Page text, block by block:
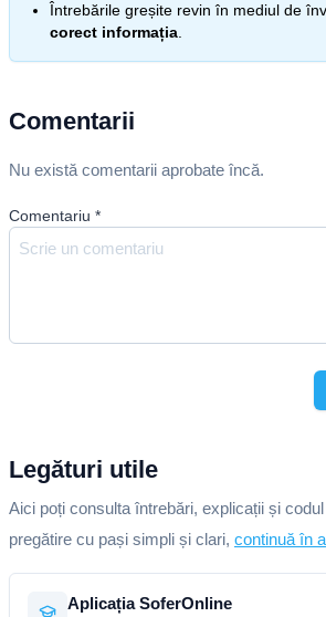
Întrebările greșite revin în mediul de
corect informația
Comentarii
Nu există comentarii aprobate încă.
Comentariu *
Legături utile
Aici poți consulta întrebări, explicații și
pregătire cu pași simpli și clari, continuă în
Aplicația SoferOnline